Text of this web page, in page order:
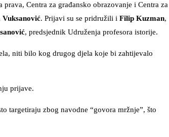
Centra za građansko obrazovanje i Centra za
Vuksanović. Prijavi su se pridružili i Filip Kuzman,
, predsjednik Udruženja profesora istorije.
niti bilo kog drugog djela koje bi zahtijevalo
prijave.
targetiraju zbog navodne “govora mržnje”, što